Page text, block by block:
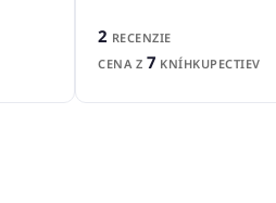
2 RECENZIE
CENA Z 7 KNÍHKUPECTIEV